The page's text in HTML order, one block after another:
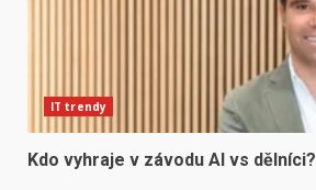
IT trendy
Kdo vyhraje v závodu AI vs dělníci?